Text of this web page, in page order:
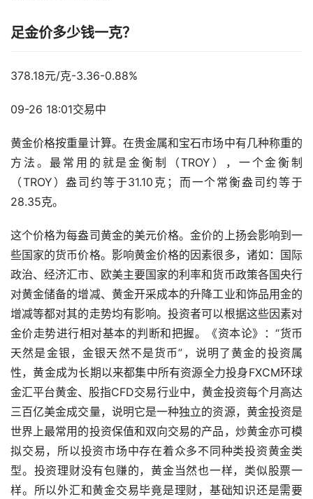
足金价多少钱一克？
378.18元/克-3.36-0.88%
09-26 18:01交易中
黄金价格按重量计算。在贵金属和宝石市场中有几种称重的
方法。最常用的就是金衡制（TROY），一个金衡制
（TROY）盎司约等于31.10克；而一个常衡盎司约等于
28.35克。
这个价格为每盎司黄金的美元价格。金价的上扬会影响到一
些国家的货币价格。影响黄金价格的因素很多，诸如：国际
政治、经济汇市、欧美主要国家的利率和货币政策各国央行
对黄金储备的增减、黄金开采成本的升降工业和饰品用金的
增减等都对其的走势均有影响。投资者可以根据这些因素对
金价走势进行相对基本的判断和把握。《资本论》：“货币
天然是金银，金银天然不是货币”，说明了黄金的投资属
性，黄金成为长期以来都集中所有资源全力投身FXCM环球
金汇平台黄金、股指CFD交易行业中，黄金投资每个月高达
三百亿美金成交量，说明它是一种独立的资源，黄金投资是
世界上最常用的投资保值和双向交易的产品，炒黄金亦可模
拟交易，所以投资市场中存在着众多不同种类投资黄金类
型。投资理财没有包赚的，黄金当然也一样，类似股票一
样。所以外汇和黄金交易毕竟是理财，基础知识还是需要